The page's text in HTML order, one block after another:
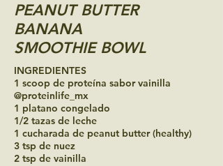
PEANUT BUTTER
BANANA
SMOOTHIE BOWL
INGREDIENTES
1 scoop de proteína sabor vainilla
@proteinlife_mx
1 platano congelado
1/2 tazas de leche
1 cucharada de peanut butter (healthy)
3 tsp de nuez
2 tsp de vainilla